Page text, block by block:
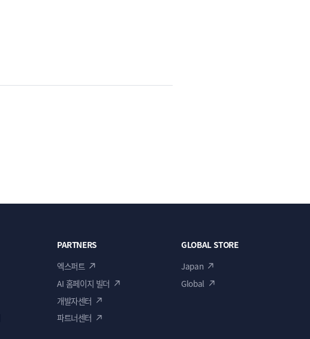
PARTNERS
엑스퍼트
AI 홈페이지 빌더
개발자센터
파트너센터
GLOBAL STORE
Japan
Global